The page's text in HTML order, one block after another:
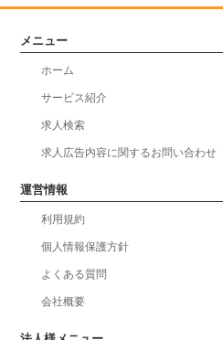
メニュー
ホーム
サービス紹介
求人検索
求人広告内容に関するお問い合わせ
運営情報
利用規約
個人情報保護方針
よくある質問
会社概要